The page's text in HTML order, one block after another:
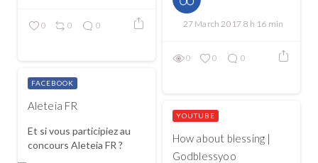
0 0 0 27 March 2017 8 h 16 min
0 0 0
Aleteia FR
Et si vous participiez au
concours Aleteia FR ?
FACEBOOK
How about blessing |
Godblessyoo
YOUTUBE